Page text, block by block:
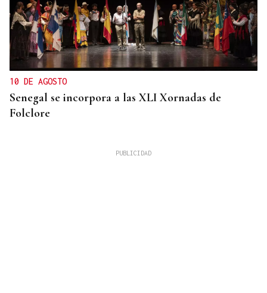
10 DE AGOSTO
Senegal se incorpora a las XLI Xornadas de
Folclore